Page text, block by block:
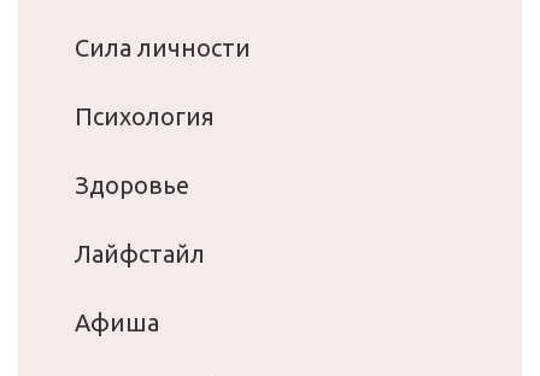
Сила личности
Психология
Здоровье
Лайфстайл
Афиша